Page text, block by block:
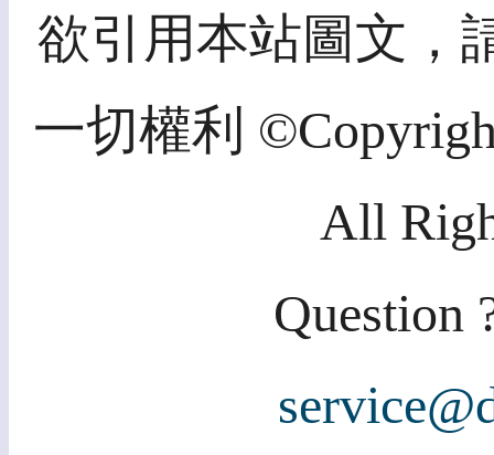
欲引用本站圖文，
一切權利
All
Question